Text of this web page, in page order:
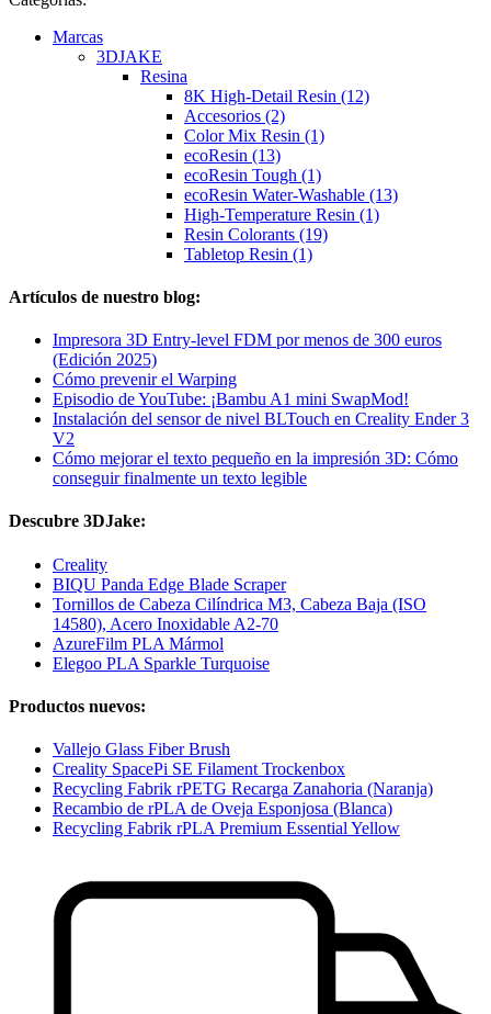
Marcas
3DJAKE
Resina
8K High-Detail Resin (12)
Accesorios (2)
Color Mix Resin (1)
ecoResin (13)
ecoResin Tough (1)
ecoResin Water-Washable (13)
High-Temperature Resin (1)
Resin Colorants (19)
Tabletop Resin (1)
Artículos de nuestro blog:
Impresora 3D Entry-level FDM por menos de 300 euros
(Edición 2025)
Cómo prevenir el Warping
Episodio de YouTube: ¡Bambu A1 mini SwapMod!
Instalación del sensor de nivel BLTouch en Creality Ender 3
V2
Cómo mejorar el texto pequeño en la impresión 3D: Cómo
conseguir finalmente un texto legible
Descubre 3DJake:
Creality
BIQU Panda Edge Blade Scraper
Tornillos de Cabeza Cilíndrica M3, Cabeza Baja (ISO
14580), Acero Inoxidable A2-70
AzureFilm PLA Mármol
Elegoo PLA Sparkle Turquoise
Productos nuevos:
Vallejo Glass Fiber Brush
Creality SpacePi SE Filament Trockenbox
Recycling Fabrik rPETG Recarga Zanahoria (Naranja)
Recambio de rPLA de Oveja Esponjosa (Blanca)
Recycling Fabrik rPLA Premium Essential Yellow